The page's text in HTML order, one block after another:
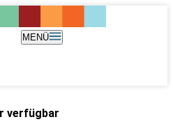
MENÜ
verfügbar